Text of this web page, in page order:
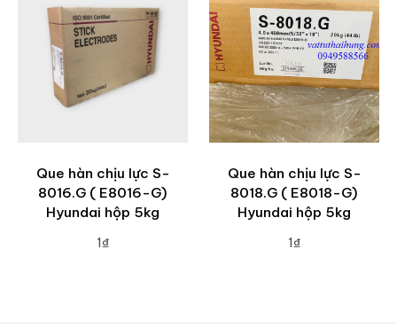
Que hàn chịu lực S-
8016.G ( E8016-G)
Hyundai hộp 5kg
1₫
Que hàn chịu lực S-
8018.G ( E8018-G)
Hyundai hộp 5kg
1₫